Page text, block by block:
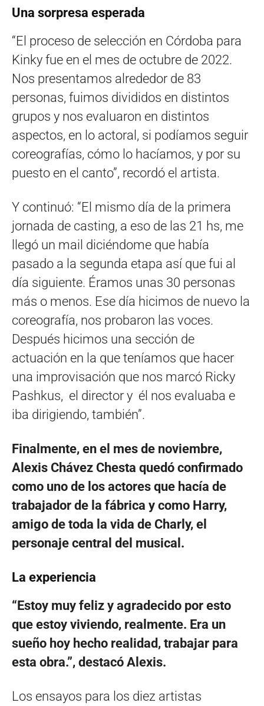
Una sorpresa esperada
“El proceso de selección en Córdoba para
Kinky fue en el mes de octubre de 2022.
Nos presentamos alrededor de 83
personas, fuimos divididos en distintos
grupos y nos evaluaron en distintos
aspectos, en lo actoral, si podíamos seguir
coreografías, cómo lo hacíamos, y por su
puesto en el canto”, recordó el artista.
Y continuó: “El mismo día de la primera
jornada de casting, a eso de las 21 hs, me
llegó un mail diciéndome que había
pasado a la segunda etapa así que fui al
día siguiente. Éramos unas 30 personas
más o menos. Ese día hicimos de nuevo la
coreografía, nos probaron las voces.
Después hicimos una sección de
actuación en la que teníamos que hacer
una improvisación que nos marcó Ricky
Pashkus, el director y él nos evaluaba e
iba dirigiendo, también”.
Finalmente, en el mes de noviembre,
Alexis Chávez Chesta quedó confirmado
como uno de los actores que hacía de
trabajador de la fábrica y como Harry,
amigo de toda la vida de Charly, el
personaje central del musical.
La experiencia
“Estoy muy feliz y agradecido por esto
que estoy viviendo, realmente. Era un
sueño hoy hecho realidad, trabajar para
esta obra.”, destacó Alexis.
Los ensayos para los diez artistas